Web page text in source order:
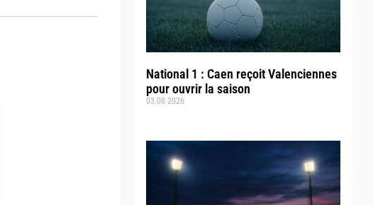
National 1 : Caen reçoit Valenciennes
pour ouvrir la saison
03.08.2026